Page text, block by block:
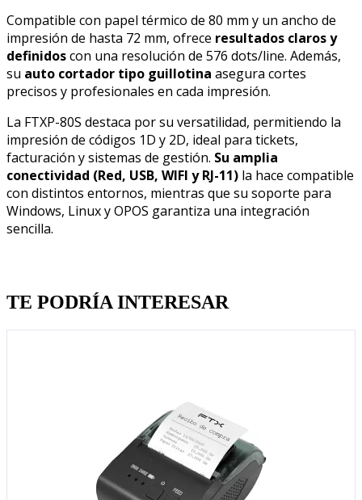
Compatible con papel térmico de 80 mm y un ancho de
impresión de hasta 72 mm, ofrece resultados claros y
definidoscon una resolución de 576 dots/line. Además,
su auto cortador tipo guillotina asegura cortes
precisos y profesionales en cada impresión.
La FTXP-80S destaca por su versatilidad, permitiendo la
impresión de códigos 1D y 2D, ideal para tickets,
facturación y sistemas de gestión. Su amplia
conectividad (Red, USB, WIFI y RJ-11) la hace compatible
con distintos entornos, mientras que su soporte para
Windows, Linux y OPOS garantiza una integración
sencilla.
TE PODRÍA INTERESAR